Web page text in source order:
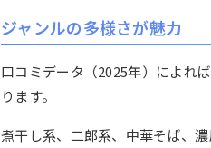
ジャンルの多様さが魅力
口コミデータ（2025年）によれ
ります。
煮干し系、二郎系、中華そば、